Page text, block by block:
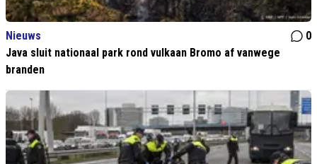
Nieuws
0
Java sluit nationaal park rond vulkaan Bromo af vanwege
branden